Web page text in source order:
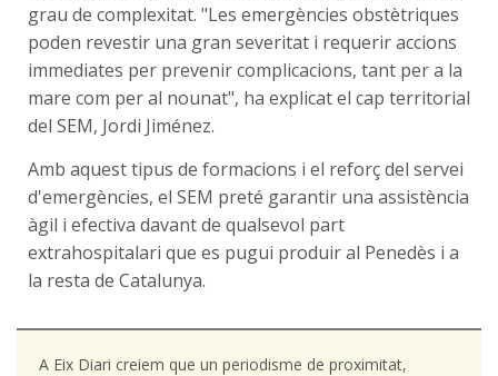
grau de complexitat. "Les emergències obstètriques
poden revestir una gran severitat i requerir accions
immediates per prevenir complicacions, tant per a la
mare com per al nounat", ha explicat el cap territorial
del SEM, Jordi Jiménez.
Amb aquest tipus de formacions i el reforç del servei
d'emergències, el SEM preté garantir una assistència
àgil i efectiva davant de qualsevol part
extrahospitalari que es pugui produir al Penedès i a
la resta de Catalunya.
A Eix Diari creiem que un periodisme de proximitat,